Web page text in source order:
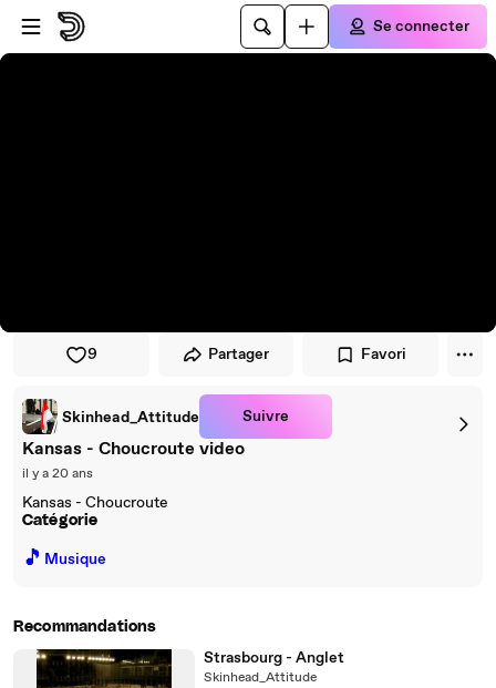
Passer au player
Passer au contenu principal
Se connecter
9 Partager Favori
Skinhead_Attitude Suivre
Kansas - Choucroute video
il y a 20 ans
Kansas - Choucroute
Catégorie
🎵 Musique
Recommandations
Strasbourg - Anglet
Skinhead_Attitude